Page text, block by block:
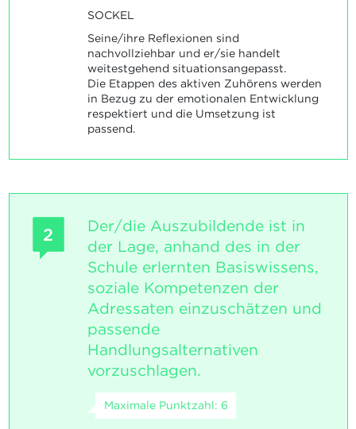
SOCKEL
Seine/ihre Reflexionen sind
nachvollziehbar und er/sie handelt
weitestgehend situationsangepasst.
Die Etappen des aktiven Zuhörens werden
in Bezug zu der emotionalen Entwicklung
respektiert und die Umsetzung ist
passend.
2
Der/die Auszubildende ist in
der Lage, anhand des in der
Schule erlernten Basiswissens,
soziale Kompetenzen der
Adressaten einzuschätzen und
passende
Handlungsalternativen
vorzuschlagen.
Maximale Punktzahl: 6